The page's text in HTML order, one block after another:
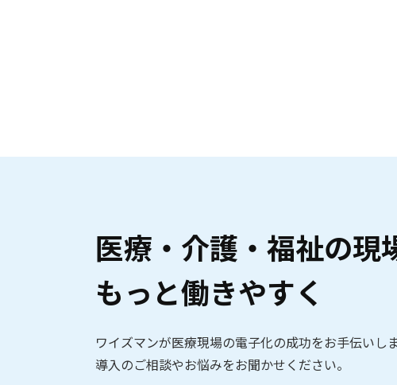
医療・介護・福祉の現
もっと働きやすく
ワイズマンが医療現場の電子化の成功をお手伝いしま
導入のご相談やお悩みをお聞かせください。